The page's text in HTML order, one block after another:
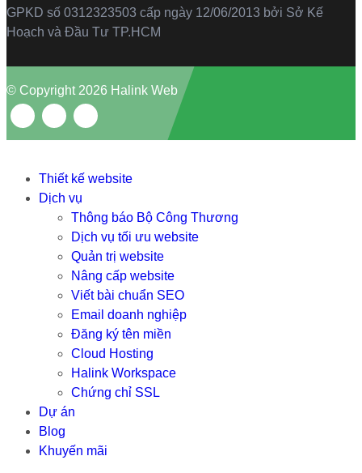
GPKD số 0312323503 cấp ngày 12/06/2013 bởi Sở Kế
Hoạch và Đầu Tư TP.HCM
© Copyright 2026 Halink Web
Thiết kế website
Dịch vụ
Thông báo Bộ Công Thương
Dịch vụ tối ưu website
Quản trị website
Nâng cấp website
Viết bài chuẩn SEO
Email doanh nghiệp
Đăng ký tên miền
Cloud Hosting
Halink Workspace
Chứng chỉ SSL
Dự án
Blog
Khuyến mãi